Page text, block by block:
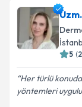
5 (
Her türlü
yöntemleri